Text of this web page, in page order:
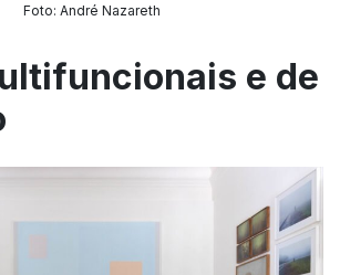
Foto: André Nazareth
e de